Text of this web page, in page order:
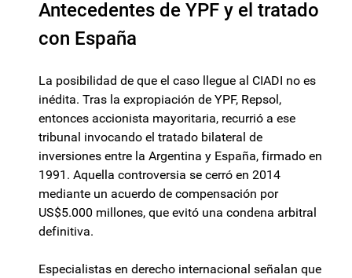
Antecedentes de YPF y el tratado
con España
La posibilidad de que el caso llegue al CIADI no es
inédita. Tras la expropiación de YPF, Repsol,
entonces accionista mayoritaria, recurrió a ese
tribunal invocando el tratado bilateral de
inversiones entre la Argentina y España, firmado en
1991. Aquella controversia se cerró en 2014
mediante un acuerdo de compensación por
US$5.000 millones, que evitó una condena arbitral
definitiva.
Especialistas en derecho internacional señalan que